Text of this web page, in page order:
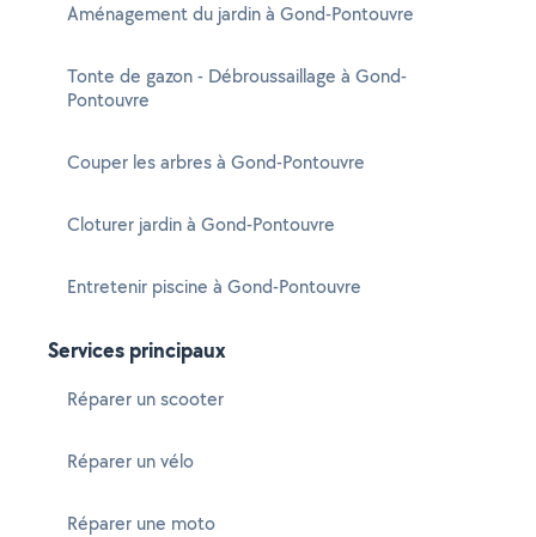
Aménagement du jardin à Gond-Pontouvre
Tonte de gazon - Débroussaillage à Gond-
Pontouvre
Couper les arbres à Gond-Pontouvre
Cloturer jardin à Gond-Pontouvre
Entretenir piscine à Gond-Pontouvre
Services principaux
Réparer un scooter
Réparer un vélo
Réparer une moto